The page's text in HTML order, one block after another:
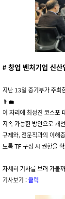
# 창업 벤처기업 신
지난 13일 중기부가 주최
👨‍💼
이 자리에 최성진 코스포
지속 가능한 방안으로 개
규제와, 전문직과의 이해
도록 TF 구성 시 권한을
자세히 기사를 보러 가볼
기사보기 :클릭